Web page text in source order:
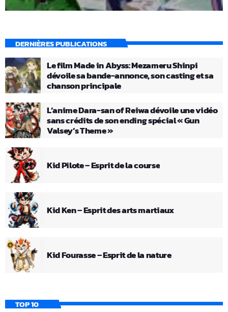
DERNIÈRES PUBLICATIONS
Le film Made in Abyss: Mezameru Shinpi
dévoile sa bande-annonce, son casting et sa
chanson principale
L’anime Dara-san of Reiwa dévoile une vidéo
sans crédits de son ending spécial « Gun
Valsey’s Theme »
Kid Pilote – Esprit de la course
Kid Ken – Esprit des arts martiaux
Kid Fourasse – Esprit de la nature
TOP 10